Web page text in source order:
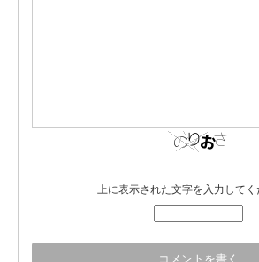
上に表示された文字を入力してく